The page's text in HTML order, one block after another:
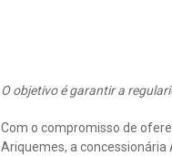
O objetivo é garantir a
Com o compromisso de
Ariquemes, a